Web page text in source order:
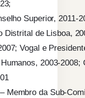
Superior, 2011-
Distrital de Lisboa,
Vogal e
2003-2008;
Membro da Sub-